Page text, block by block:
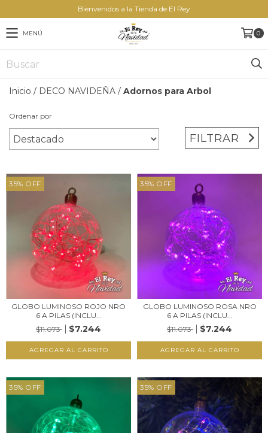
Bienvenidos a la Tienda de El Rey
MENÚ 0
Inicio / DECO NAVIDEÑA / Adornos para Arbol
Ordenar por
FILTRAR
35% OFF
GLOBO LUMINOSO ROJO NRO
6 A PILAS (INCLU...
$11.073
$7.244
35% OFF
GLOBO LUMINOSO ROSA NRO
6 A PILAS (INCLU...
$11.073
$7.244
35% OFF 35% OFF